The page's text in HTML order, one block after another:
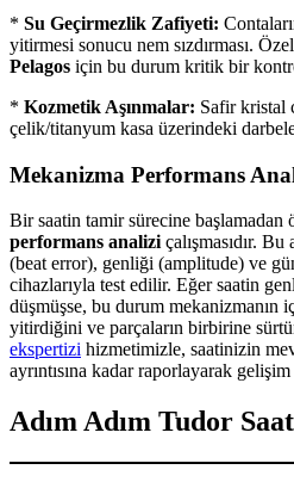
* Su Geçirmezlik Zafiyeti:
yitirmesi sonucu nem sızdırması.
Pelagos için bu durum kritik bir
* Kozmetik Aşınmalar: Safir kristal
çelik/titanyum kasa üzerindeki
Mekanizma Performans
Bir saatin tamir sürecine başlamadan
performans analizi çalışmasıdır.
(beat error), genliği (amplitude) ve
cihazlarıyla test edilir. Eğer saatin
düşmüşse, bu durum mekanizmanın
yitirdiğini ve parçaların birbirine
ekspertizi hizmetimizle, saatinizin
ayrıntısına kadar raporlayarak
Adım Adım Tudor